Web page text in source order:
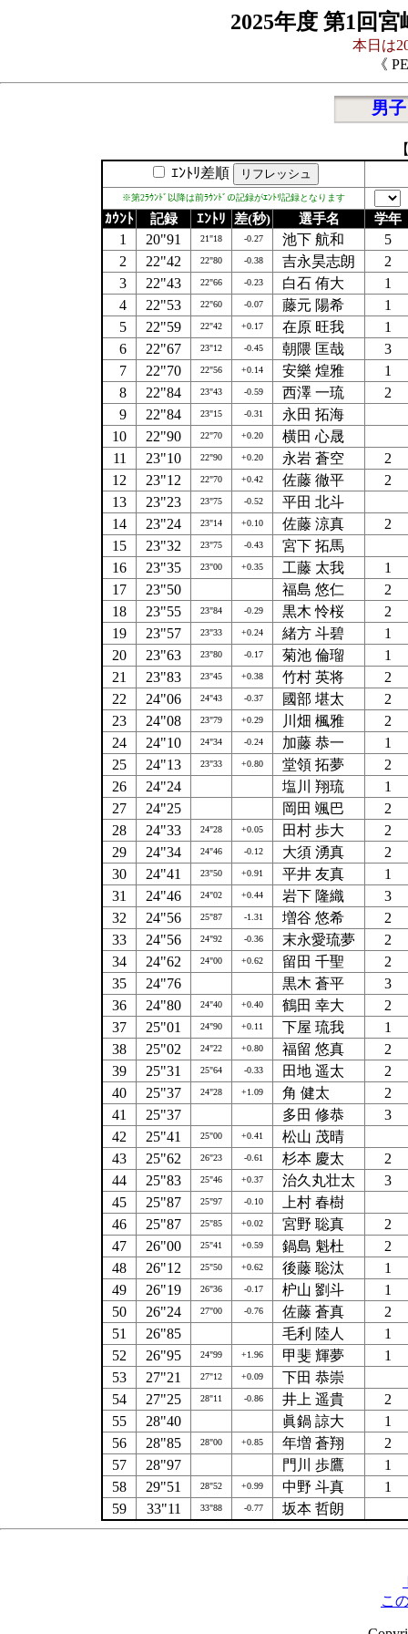
2025年度 第1回
本日は
《
男子
ｴﾝﾄﾘ差順
※第2ﾗｳﾝﾄﾞ以降は前ﾗｳﾝﾄﾞの記録がｴﾝﾄﾘ記録となります
ｶｳﾝﾄ 記録 ｴﾝﾄﾘ 差(秒) 選手名 学年
1 20"91 21"18 -0.27 池下 航和
5
2
22"42 22"80 -0.38 吉永昊志朗
2
3
22"43 22"66 -0.23 白石 侑大
1
4
22"53 22"60 -0.07 藤元 陽希
1
5
22"59 22"42 +0.17 在原 旺我
1
6
22"67 23"12 -0.45 朝隈 匡哉
3
7
22"70 22"56 +0.14 安樂 煌雅
1
8
22"84 23"43 -0.59 西澤 一琉
2
9
22"84 23"15 -0.31
永田 拓海
10
22"90 22"70 +0.20
横田 心晟
11
23"10 22"90 +0.20 永岩 蒼空
2
12
23"12 22"70 +0.42 佐藤 徹平
2
13
23"23 23"75 -0.52
平田 北斗
14
23"24 23"14 +0.10 佐藤 涼真
2
15
23"32 23"75 -0.43
宮下 拓馬
16
23"35 23"00 +0.35 工藤 太我
1
17
23"50 福島 悠仁
2
18
23"55 23"84 -0.29 黒木 怜桜
2
19
23"57 23"33 +0.24 緒方 斗碧
1
20
23"63 23"80 -0.17 菊池 倫瑠
1
21
23"83 23"45 +0.38 竹村 英将
2
22
24"06 24"43 -0.37 國部 堪太
2
23
24"08 23"79 +0.29 川畑 楓雅
2
24
24"10 24"34 -0.24 加藤 恭一
1
25
24"13 23"33 +0.80 堂領 拓夢
2
26
24"24 塩川 翔琉
1
27
24"25 岡田 颯巴
2
28
24"33 24"28 +0.05 田村 歩大
2
29
24"34 24"46 -0.12 大須 湧真
2
30
24"41 23"50 +0.91 平井 友真
1
31
24"46 24"02 +0.44 岩下 隆織
3
32
24"56 25"87 -1.31 増谷 悠希
2
33
24"56 24"92 -0.36 末永愛琉夢
2
34
24"62 24"00 +0.62 留田 千聖
2
35
24"76 黒木 蒼平
3
36
24"80 24"40 +0.40 鶴田 幸大
2
37
25"01 24"90 +0.11 下屋 琉我
1
38
25"02 24"22 +0.80 福留 悠真
2
39
25"31 25"64 -0.33 田地 遥太
2
40
25"37 24"28 +1.09 角 健太
2
41
25"37 多田 修恭
3
42
25"41 25"00 +0.41
松山 茂晴
43
25"62 26"23 -0.61 杉本 慶太
2
44
25"83 25"46 +0.37 治久丸壮太
3
45
25"87 25"97 -0.10
上村 春樹
46
25"87 25"85 +0.02 宮野 聡真
2
47
26"00 25"41 +0.59 鍋島 魁杜
2
48
26"12 25"50 +0.62 後藤 聡汰
1
49
26"19 26"36 -0.17 枦山 劉斗
1
50
26"24 27"00 -0.76 佐藤 蒼真
2
51
26"85 毛利 陸人
1
52
26"95 24"99 +1.96 甲斐 輝夢
1
53
27"21 27"12 +0.09
下田 恭崇
54
27"25 28"11 -0.86 井上 遥貴
2
55
28"40 眞鍋 諒大
1
56
28"85 28"00 +0.85 年増 蒼翔
2
57
28"97 門川 歩鷹
1
58
29"51 28"52 +0.99 中野 斗真
1
59
33"11 33"88 -0.77 坂本 哲朗
こ